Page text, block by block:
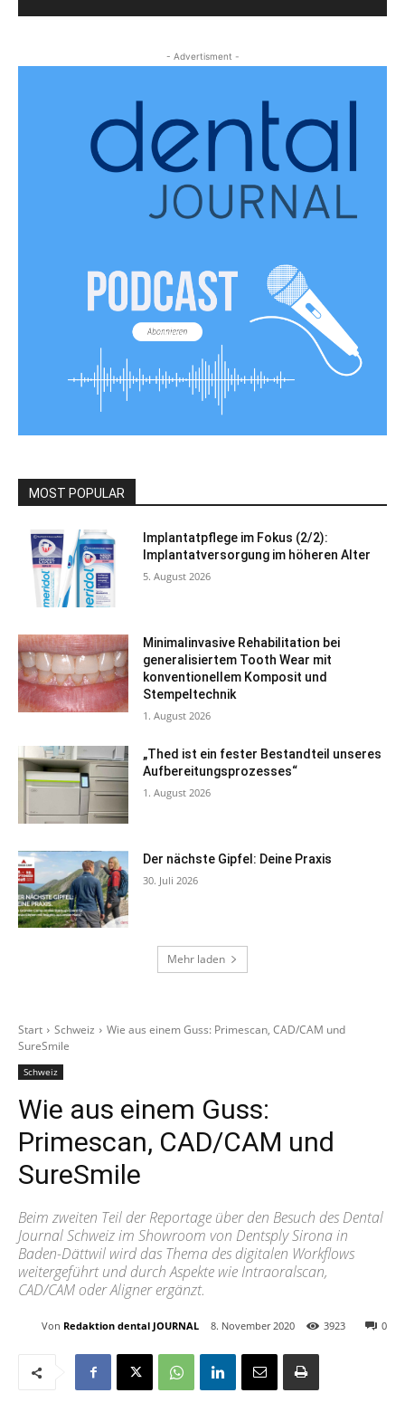
- Advertisment -
MOST POPULAR
Implantatpflege im Fokus (2/2):
Implantatversorgung im höheren Alter
5. August 2026
Minimalinvasive Rehabilitation bei
generalisiertem Tooth Wear mit
konventionellem Komposit und
Stempeltechnik
1. August 2026
„Thed ist ein fester Bestandteil unseres
Aufbereitungsprozesses“
1. August 2026
Der nächste Gipfel: Deine Praxis
30. Juli 2026
Mehr laden